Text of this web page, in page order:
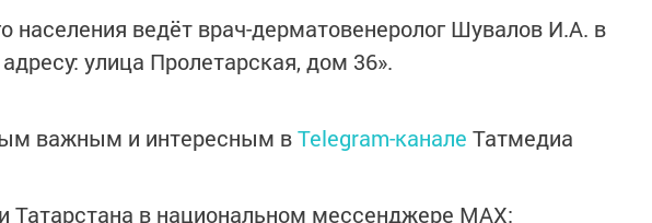
населения ведёт врач-дерматовенеролог Шувалов И.А. в
улица Пролетарская, дом 36».
важным и интересным вTelegram-канале Татмедиа
Татарстана в национальном мессенджере MАХ: